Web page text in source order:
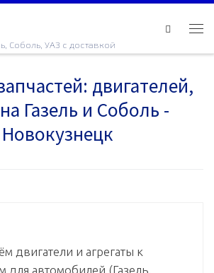
Соболь, УАЗ с доставкой
двигателей,
Газель и Соболь -
Новокузнецк
двигатели и агрегаты к
для автомобилей (Газель,